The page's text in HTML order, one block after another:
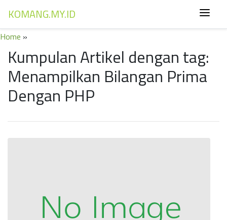
KOMANG.MY.ID
Home »
Kumpulan Artikel dengan tag:
Menampilkan Bilangan Prima
Dengan PHP